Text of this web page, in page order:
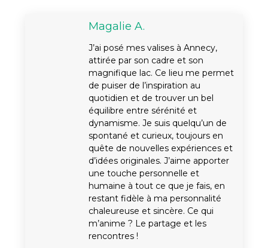
Magalie A.
J’ai posé mes valises à Annecy,
attirée par son cadre et son
magnifique lac. Ce lieu me permet
de puiser de l’inspiration au
quotidien et de trouver un bel
équilibre entre sérénité et
dynamisme. Je suis quelqu’un de
spontané et curieux, toujours en
quête de nouvelles expériences et
d’idées originales. J’aime apporter
une touche personnelle et
humaine à tout ce que je fais, en
restant fidèle à ma personnalité
chaleureuse et sincère. Ce qui
m’anime ? Le partage et les
rencontres !